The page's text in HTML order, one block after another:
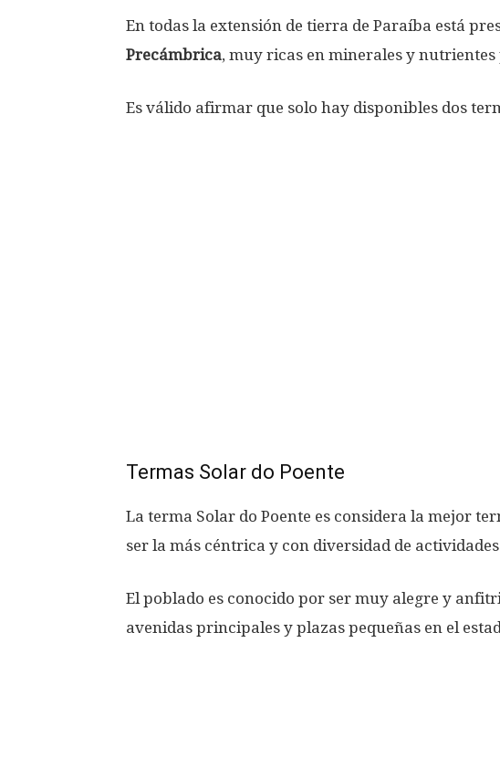
En todas la extensión de tierra de Paraíba está
Precámbrica, muy ricas en minerales y nutrientes
Es válido afirmar que solo hay disponibles dos
Termas Solar do Poente
La terma Solar do Poente es considera la mejor
ser la más céntrica y con diversidad de
El poblado es conocido por ser muy alegre y
avenidas principales y plazas pequeñas en el